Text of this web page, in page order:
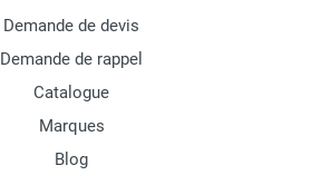
Demande de devis
Demande de rappel
Catalogue
Marques
Blog